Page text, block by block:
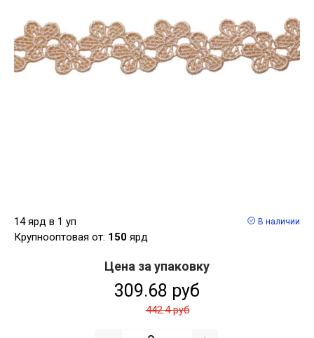
14 ярд в 1 уп
Крупнооптовая от: 150 ярд
В наличии
Цена за упаковку
309.68 руб
442.4 руб